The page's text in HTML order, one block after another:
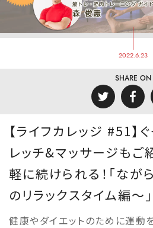
2022.6.23
SHARE ON
【ライフカレッジ #51】
レッチ&マッサージも
軽に続けられる！「なが
のリラックスタイム編～」
健康やダイエットのために運動